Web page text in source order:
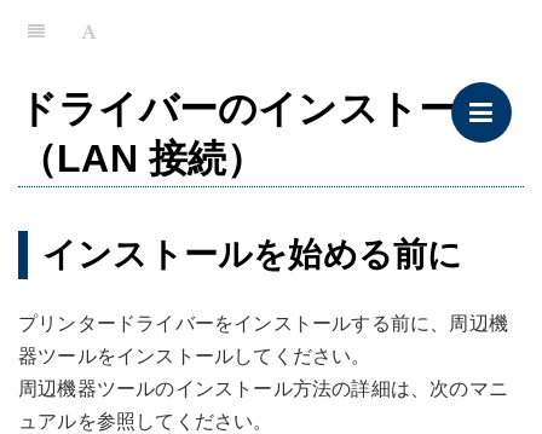
ドライバーのインストール
（LAN 接続）
インストールを始める前に
プリンタードライバーをインストールする前に、周辺機
器ツールをインストールしてください。
周辺機器ツールのインストール方法の詳細は、次のマニ
ュアルを参照してください。